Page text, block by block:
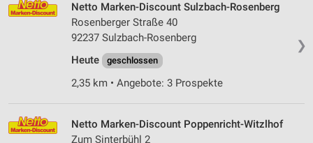
❯
Netto Marken-Discount Sulzbach-Rosenberg
Rosenberger Straße 40
92237 Sulzbach-Rosenberg
Heute
geschlossen
2,35 km • Angebote: 3 Prospekte
Netto Marken-Discount Poppenricht-Witzlhof
Zum Sinterbühl 2